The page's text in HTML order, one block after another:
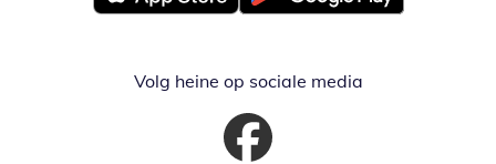
Opent in nieuw vensterOpent in nieuw venster
Volg heine op sociale media